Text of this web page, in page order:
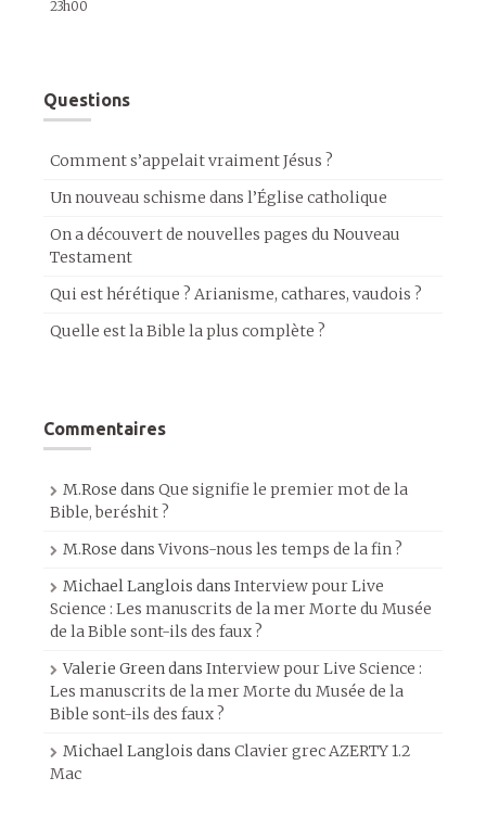
23h00
Questions
Comment s’appelait vraiment Jésus ?
Un nouveau schisme dans l’Église catholique
On a découvert de nouvelles pages du Nouveau
Testament
Qui est hérétique ? Arianisme, cathares, vaudois ?
Quelle est la Bible la plus complète ?
Commentaires
M.Rose dans Que signifie le premier mot de la
Bible, beréshit ?
M.Rose dansVivons-nous les temps de la fin ?
Michael Langlois dans Interview pour Live
Science : Les manuscrits de la mer Morte du Musée
de la Bible sont-ils des faux ?
Valerie Greendans Interview pour Live Science :
Les manuscrits de la mer Morte du Musée de la
Bible sont-ils des faux ?
Michael Langlois dans Clavier grec AZERTY 1.2
Mac